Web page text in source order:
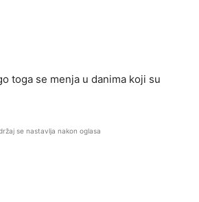
toga se menja u danima koji su
se nastavlja nakon oglasa